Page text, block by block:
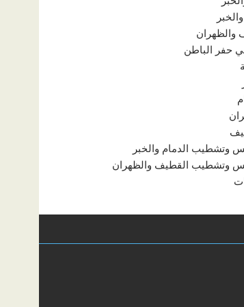
والظهران
حفر الباطن
وتشطيب الدمام والخبر
وتشطيب القطيف والظهران